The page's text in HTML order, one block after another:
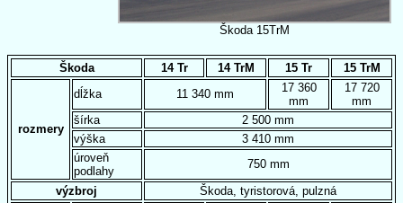
Škoda 15TrM
Škoda 14 Tr 14 TrM 15 Tr 15 TrM
rozmery
dĺžka 11 340 mm
17 360
mm
17 720
mm
šírka
2 500 mm
výška
3 410 mm
úroveň
podlahy
750 mm
výzbroj
Škoda, tyristorová, pulzná